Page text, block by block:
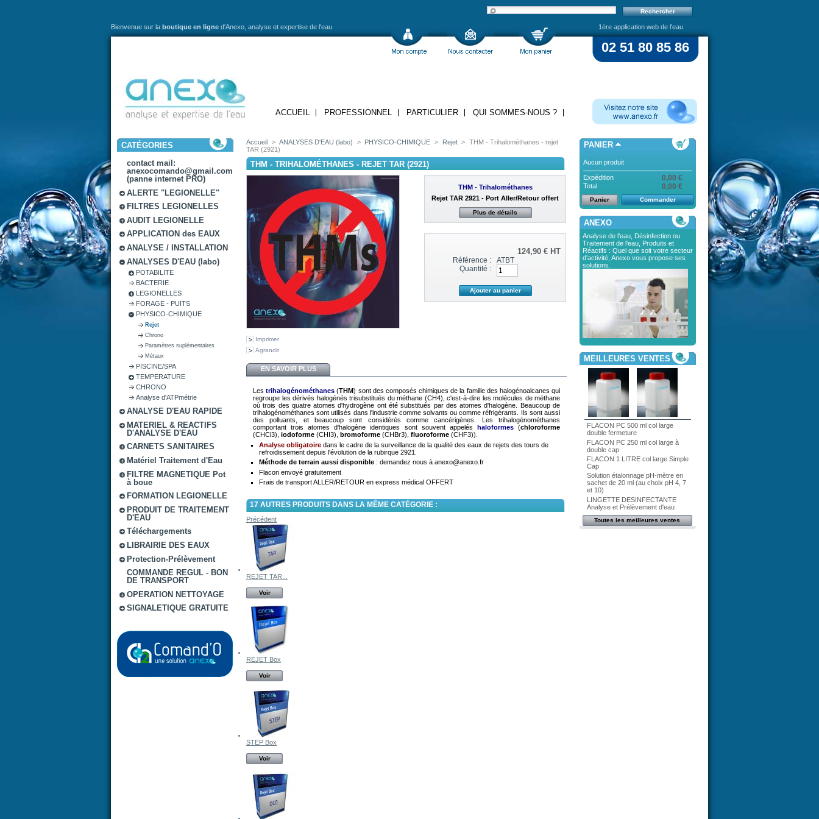
Bienvenue sur la boutique en ligne d'Anexo, analyse et expertise de l'eau. 1ère application web de l'eau
02 51 80 85 86
ACCUEIL PROFESSIONNEL PARTICULIER QUI SOMMES-NOUS ?
CATÉGORIES
contact mail:
anexocomando@gmail.com
(panne internet PRO)
ALERTE "LEGIONELLE"
FILTRES LEGIONELLES
AUDIT LEGIONELLE
APPLICATION des EAUX
ANALYSE / INSTALLATION
ANALYSES D'EAU (labo)
POTABILITE
BACTERIE
LEGIONELLES
FORAGE - PUITS
PHYSICO-CHIMIQUE
Rejet
Chrono
Paramètres suplémentaires
Métaux
PISCINE/SPA
TEMPERATURE
CHRONO
Analyse d'ATPmétrie
ANALYSE D'EAU RAPIDE
MATERIEL & REACTIFS
D'ANALYSE D'EAU
CARNETS SANITAIRES
Matériel Traitement d'Eau
FILTRE MAGNETIQUE Pot
à boue
FORMATION LEGIONELLE
PRODUIT DE TRAITEMENT
D'EAU
Téléchargements
LIBRAIRIE DES EAUX
Protection-Prélèvement
COMMANDE REGUL - BON
DE TRANSPORT
OPERATION NETTOYAGE
SIGNALETIQUE GRATUITE
Accueil > ANALYSES D'EAU (labo) > PHYSICO-CHIMIQUE > Rejet > THM - Trihalométhanes - rejet
TAR (2921)
THM - TRIHALOMÉTHANES - REJET TAR (2921)
Imprimer
Agrandir
THM - Trihalométhanes
Rejet TAR 2921 - Port Aller/Retour offert
Plus de détails
124,90 €HT
Référence :
ATBT
Quantité :
EN SAVOIR PLUS
Lestrihalogénométhanes (THM) sont des composés chimiques de la famille des halogénoalcanes qui
regroupe les dérivés halogénés trisubstitués du méthane (CH4), c'est-à-dire les molécules de méthane
où trois des quatre atomes d'hydrogène ont été substitués par des atomes d'halogène. Beaucoup de
trihalogénométhanes sont utilisés dans l'industrie comme solvants ou comme réfrigérants. Ils sont aussi
des polluants, et beaucoup sont considérés commecancérigènes
. Les trihalogénométhanes
comportant trois atomes d'halogène identiques sont souvent appelés haloformes (chloroforme
(CHCl3), iodoforme (CHI3), bromoforme (CHBr3), fluoroforme (CHF3)).
Analyse obligatoire dans le cadre de la surveillance de la qualité des eaux de rejets des tours de
refroidissement depuis l'évolution de la rubirque 2921.
Méthode de terrain aussi disponible : demandez nous à anexo@anexo.fr
Flacon envoyé gratuitement
Frais de transport ALLER/RETOUR en express médical OFFERT
17 AUTRES PRODUITS DANS LA MÊME CATÉGORIE :
Précédent
REJET TAR...
Voir
REJET Box
Voir
STEP Box
Voir
PANIER
Aucun produit
Expédition 0,00 €
Total 0,00 €
Panier Commander
ANEXO
Analyse de l'eau, Désinfection ou
Traitement de l'eau, Produits et
Réactifs : Quel que soit votre secteur
d'activité, Anexo vous propose ses
solutions.
MEILLEURES VENTES
FLACON PC 500 ml col large
double fermeture
FLACON PC 250 ml col large à
double cap
FLACON 1 LITRE col large Simple
Cap
Solution étalonnage pH-mètre en
sachet de 20 ml (au choix pH 4, 7
et 10)
LINGETTE DESINFECTANTE
Analyse et Prélèvement d'eau
Toutes les meilleures ventes